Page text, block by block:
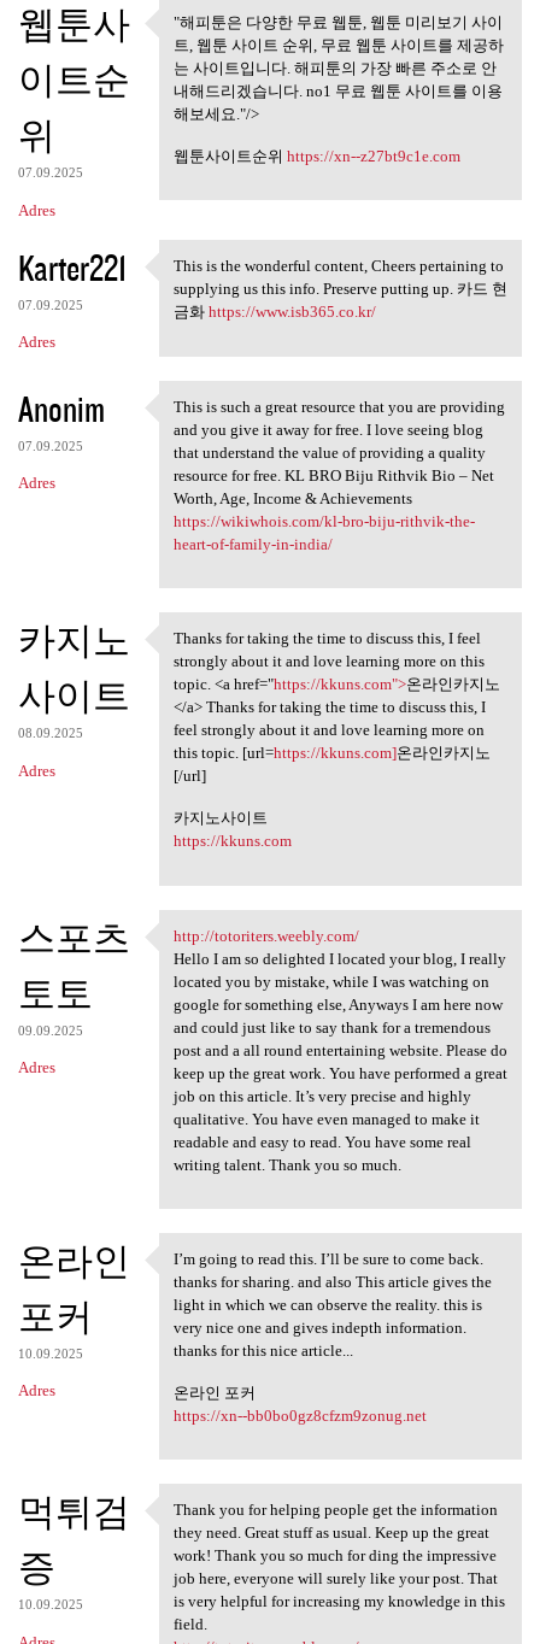
웹툰사
이트순
위
07.09.2025
Adres
"해피툰은 다양한 무료 웹툰, 웹툰
미리보기 사이트,
"해피툰은 다양한 무료 웹툰, 웹툰 미리보기 사이
트, 웹툰 사이트 순위, 무료 웹툰 사이트를 제공하
는 사이트입니다. 해피툰의 가장 빠른 주소로 안
내해드리겠습니다. no1 무료 웹툰 사이트를 이용
해보세요."/>
웹툰사이트순위 https://xn--z27bt9c1e.com
Karter221
07.09.2025
Adres
This is the wonderful content
This is the wonderful content, Cheers pertaining to
supplying us this info. Preserve putting up. 카드 현
금화 https://www.isb365.co.kr/
Anonim
07.09.2025
Adres
This is such a great resource
This is such a great resource that you are providing
and you give it away for free. I love seeing blog
that understand the value of providing a quality
resource for free. KL BRO Biju Rithvik Bio – Net
Worth, Age, Income & Achievements
https://wikiwhois.com/kl-bro-biju-rithvik-the-
heart-of-family-in-india/
카지노
사이트
08.09.2025
Adres
Thanks for taking the time to
Thanks for taking the time to discuss this, I feel
strongly about it and love learning more on this
topic. <a href="https://kkuns.com">온라인카지노
</a> Thanks for taking the time to discuss this, I
feel strongly about it and love learning more on
this topic. [url=https://kkuns.com]온라인카지노
[/url]
카지노사이트
https://kkuns.com
스포츠
토토
09.09.2025
Adres
http://totoriters.weebly.com/
http://totoriters.weebly.com/
Hello I am so delighted I located your blog, I really
located you by mistake, while I was watching on
google for something else, Anyways I am here now
and could just like to say thank for a tremendous
post and a all round entertaining website. Please do
keep up the great work. You have performed a great
job on this article. It’s very precise and highly
qualitative. You have even managed to make it
readable and easy to read. You have some real
writing talent. Thank you so much.
온라인
포커
10.09.2025
Adres
I’m going to read this. I’ll
I’m going to read this. I’ll be sure to come back.
thanks for sharing. and also This article gives the
light in which we can observe the reality. this is
very nice one and gives indepth information.
thanks for this nice article...
온라인 포커
https://xn--bb0bo0gz8cfzm9zonug.net
먹튀검
증
10.09.2025
Thank you for helping people
Thank you for helping people get the information
they need. Great stuff as usual. Keep up the great
work! Thank you so much for ding the impressive
job here, everyone will surely like your post. That
is very helpful for increasing my knowledge in this
field.